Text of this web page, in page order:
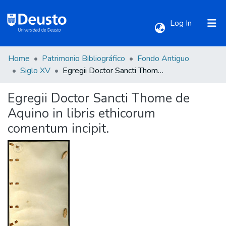
Log In (current)
Communities & Collections
All of DSpace
Statistics
Home Patrimonio Bibliográfico
Fondo Antiguo
Siglo XV
Egregii Doctor Sancti Thome de Aquino in libris ethicorum comentum incipit.
Egregii Doctor Sancti Thome de
Aquino in libris ethicorum
comentum incipit.